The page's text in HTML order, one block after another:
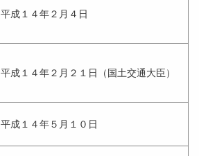
平成１４年２月４日
平成１４年２月２１日（国土交通大臣）
平成１４年５月１０日